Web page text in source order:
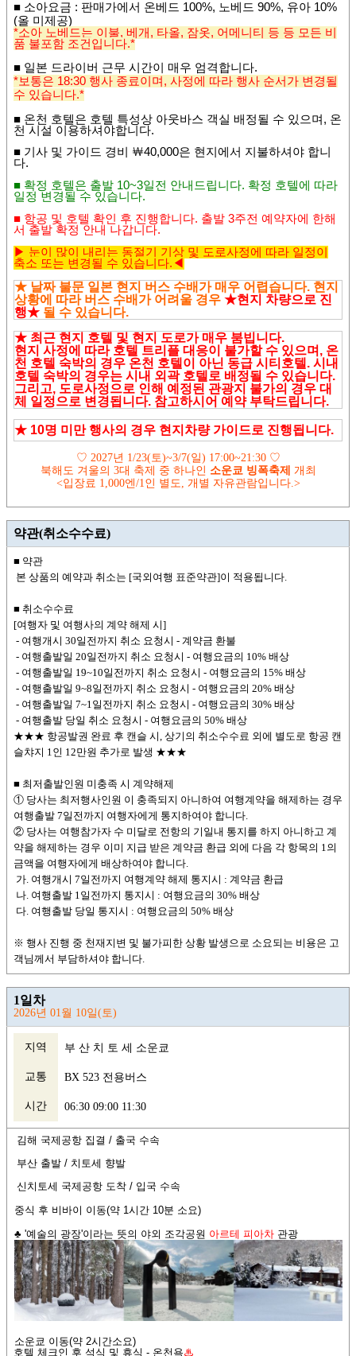
■ 소아요금 : 판매가에서 온베드 100%, 노베드 90%, 유아 10%
(올 미제공)
*소아 노베드는 이불, 베개, 타올, 잠옷, 어메니티 등 등 모든 비
품 불포함 조건입니다.*
■ 일본 드라이버 근무 시간이 매우 엄격합니다.
*보통은 18:30 행사 종료이며, 사정에 따라 행사 순서가 변경될
수 있습니다.*
■ 온천 호텔은 호텔 특성상 아웃바스 객실 배정될 수 있으며, 온
천 시설 이용하셔야합니다.
■ 기사 및 가이드 경비 ￦40,000은 현지에서 지불하셔야 합니
다.
■ 확정 호텔은 출발 10~3일전 안내드립니다. 확정 호텔에 따라
일정 변경될 수 있습니다.
■ 항공 및 호텔 확인 후 진행합니다. 출발 3주전 예약자에 한해
서 출발 확정 안내 나갑니다.
▶ 눈이 많이 내리는 동절기 기상 및 도로사정에 따라 일정이
축소 또는 변경될 수 있습니다.◀
★ 날짜 불문 일본 현지 버스 수배가 매우 어렵습니다. 현지
상황에 따라 버스 수배가 어려울 경우 ★현지 차량으로 진
행★ 될 수 있습니다.
★ 최근 현지 호텔 및 현지 도로가 매우 붐빕니다.
현지 사정에 따라 호텔 트리플 대응이 불가할 수 있으며, 온
천 호텔 숙박의 경우 온천 호텔이 아닌 동급 시티호텔. 시내
호텔 숙박의 경우는 시내 외곽 호텔로 배정될 수 있습니다.
그리고, 도로사정으로 인해 예정된 관광지 불가의 경우 대
체 일정으로 변경됩니다. 참고하시어 예약 부탁드립니다.
★ 10명 미만 행사의 경우 현지차량 가이드로 진행됩니다.
♡2027년 1/23(토)~3/7(일) 17:00~21:30 ♡
북해도 겨울의3대 축제 중 하나인 소운쿄 빙폭축제
개최
<입장료 1,000엔/1인 별도,개별 자유관람입니다.>
약관(취소수수료)
■ 약관
본 상품의 예약과 취소는 [국외여행 표준약관]이 적용됩니다.
■ 취소수수료
[여행자 및 여행사의 계약 해제 시]
- 여행개시 30일전까지 취소 요청시 - 계약금 환불
- 여행출발일 20일전까지 취소 요청시 - 여행요금의 10% 배상
- 여행출발일 19~10일전까지 취소 요청시 - 여행요금의 15% 배상
- 여행출발일 9~8일전까지 취소 요청시 - 여행요금의 20% 배상
- 여행출발일 7~1일전까지 취소 요청시 - 여행요금의 30% 배상
- 여행출발 당일 취소 요청시 - 여행요금의 50% 배상
★★★ 항공발권 완료 후 캔슬 시, 상기의 취소수수료 외에 별도로 항공 캔
슬챠지 1인 12만원 추가로 발생 ★★★
■ 최저출발인원 미충족 시 계약해제
① 당사는 최저행사인원 이 충족되지 아니하여 여행계약을 해제하는 경우
여행출발 7일전까지 여행자에게 통지하여야 합니다.
② 당사는 여행참가자 수 미달로 전항의 기일내 통지를 하지 아니하고 계
약을 해제하는 경우 이미 지급 받은 계약금 환급 외에 다음 각 항목의 1의
금액을 여행자에게 배상하여야 합니다.
가. 여행개시 7일전까지 여행계약 해제 통지시 : 계약금 환급
나. 여행출발 1일전까지 통지시 : 여행요금의 30% 배상
다. 여행출발 당일 통지시 : 여행요금의 50% 배상
※ 행사 진행 중 천재지변 및 불가피한 상황 발생으로 소요되는 비용은 고
객님께서 부담하셔야 합니다.
1일차
2026년 01월 10일(토)
지역 부 산 치 토 세 소운쿄
교통 BX 523 전용버스
시간 06:30 09:00 11:30
김해 국제공항 집결 / 출국 수속
부산 출발 / 치토세 향발
신치토세 국제공항 도착 / 입국 수속
중식 후 비바이 이동(약 1시간 10분 소요)
♣ '예술의 광장'이라는 뜻의 야외 조각공원 아르테 피아차 관광
소운쿄 이동(약 2시간소요)
호텔 체크인 후 석식 및 휴식 - 온천욕♨